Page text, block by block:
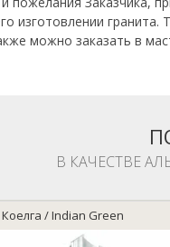
изготовлении
можно заказать в
В КАЧЕСТВЕ
/ Indian Green